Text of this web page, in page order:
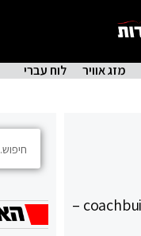
מזג אוויר
לוח עברי
ברולס רויס החליטו להחזיר את אחד הטרנדים הבולטים בשנות העשרים של המאה הקודמת – ה- coachbuilding –